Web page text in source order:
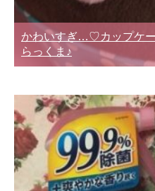
かわいすぎ…♡カップケー
らっくま♪